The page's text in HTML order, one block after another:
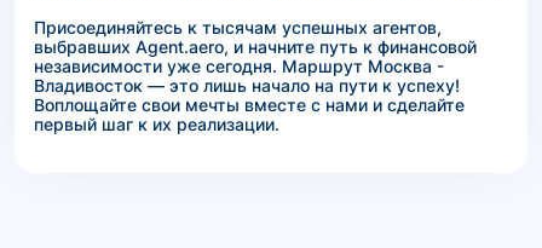
Присоединяйтесь к тысячам успешных агентов,
выбравших Agent.aero, и начните путь к финансовой
независимости уже сегодня. Маршрут Москва -
Владивосток — это лишь начало на пути к успеху!
Воплощайте свои мечты вместе с нами и сделайте
первый шаг к их реализации.